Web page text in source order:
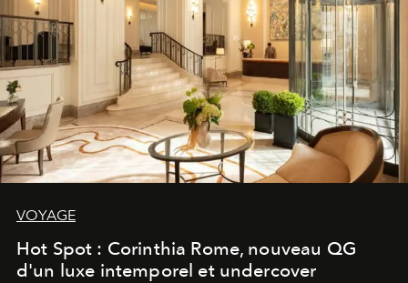
VOYAGE
Hot Spot : Corinthia Rome, nouveau QG
d'un luxe intemporel et undercover